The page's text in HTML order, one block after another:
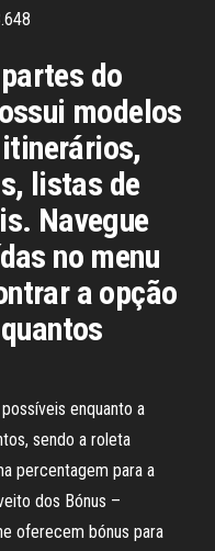
do
modelos
listas de
Navegue
no menu
a opção
enquanto a
sendo a roleta
percentagem para a
dos Bónus –
oferecem bónus para